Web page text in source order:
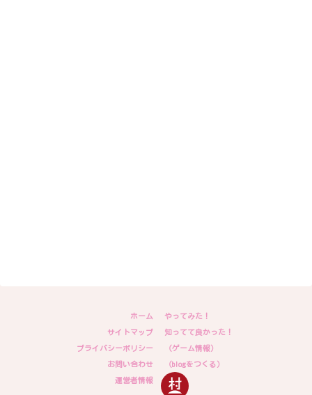
ホーム
サイトマップ
プライバシーポリシー
お問い合わせ
運営者情報
やってみた！
知ってて良かった！
（ゲーム情報）
（blogをつくる）